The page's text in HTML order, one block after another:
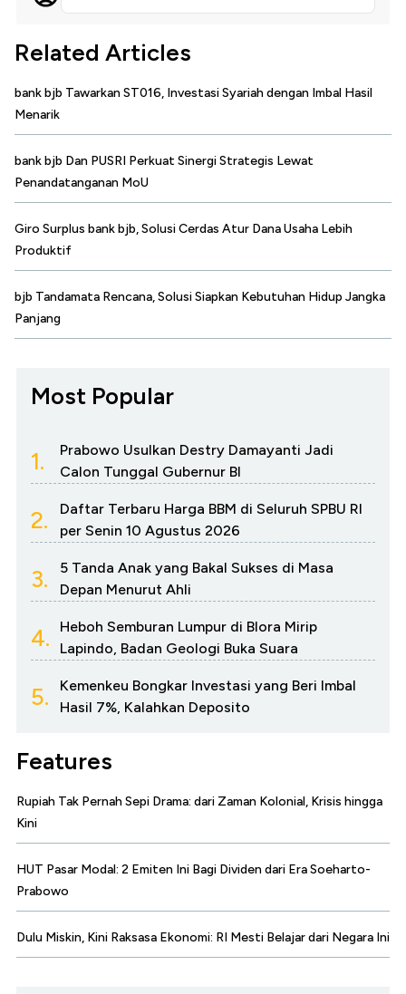
Related Articles
bank bjb Tawarkan ST016, Investasi Syariah dengan Imbal Hasil
Menarik
bank bjb Dan PUSRI Perkuat Sinergi Strategis Lewat
Penandatanganan MoU
Giro Surplus bank bjb, Solusi Cerdas Atur Dana Usaha Lebih
Produktif
bjb Tandamata Rencana, Solusi Siapkan Kebutuhan Hidup Jangka
Panjang
Most Popular
1.
Prabowo Usulkan Destry Damayanti Jadi
Calon Tunggal Gubernur BI
2.
Daftar Terbaru Harga BBM di Seluruh SPBU RI
per Senin 10 Agustus 2026
3.
5 Tanda Anak yang Bakal Sukses di Masa
Depan Menurut Ahli
4.
Heboh Semburan Lumpur di Blora Mirip
Lapindo, Badan Geologi Buka Suara
5.
Kemenkeu Bongkar Investasi yang Beri Imbal
Hasil 7%, Kalahkan Deposito
Features
Rupiah Tak Pernah Sepi Drama: dari Zaman Kolonial, Krisis hingga
Kini
HUT Pasar Modal: 2 Emiten Ini Bagi Dividen dari Era Soeharto-
Prabowo
Dulu Miskin, Kini Raksasa Ekonomi: RI Mesti Belajar dari Negara Ini